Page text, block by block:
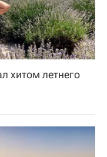
хитом летнего